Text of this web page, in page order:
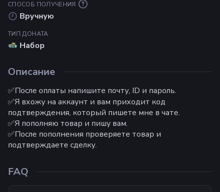
СПОСОБ ПОЛУЧЕНИЯ
Вручную
ТИП ДОНАТА
Набор
Описание
✅После оплаты напишите почту, ID и пароль.
✅Я вхожу на аккаунт и вам приходит код
подтверждения, который пишете мне в чате.
✅Я пополняю товар и пишу вам.
✅После пополнения проверяете товар и
подтверждаете сделку.
FAQ